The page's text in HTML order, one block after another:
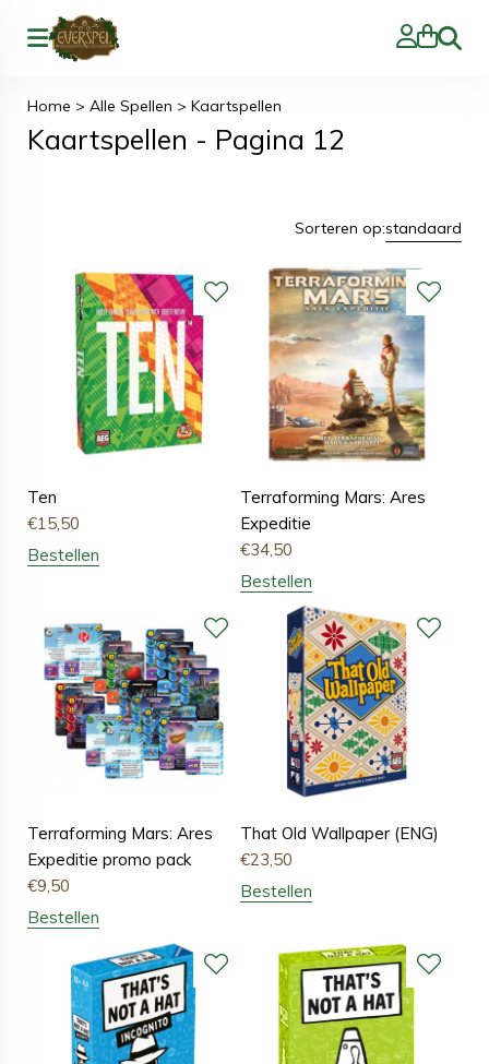
Zoeken
Ten
€15,50
Bestellen
Terraforming Mars: Ares
Expeditie
€34,50
Bestellen
Terraforming Mars: Ares
Expeditie promo pack
€9,50
Bestellen
That Old Wallpaper (ENG)
€23,50
Bestellen